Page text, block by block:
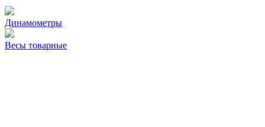
Динамометры
Весы товарные